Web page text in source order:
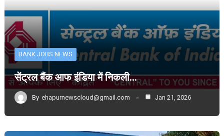
BANK JOBS NEWS
सेंट्रल बैंक आफ इंडिया में निकली…
By ehapurnewscloud@gmail.com Jan 21, 2026